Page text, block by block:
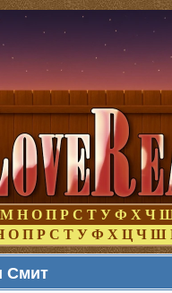
М Н О П Р С Т У Ф Х Ч
О П Р С Т У Ф Х Ц Ч Ш
Смит